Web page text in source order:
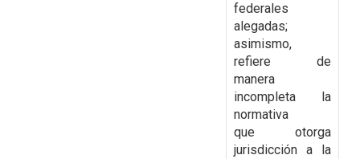
federales
alegadas;
asimismo,
refiere de
manera
incompleta la
normativa
que otorga
jurisdicción a la